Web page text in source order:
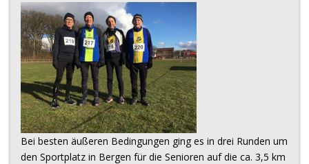
Bei besten äußeren Bedingungen ging es in drei Runden um
den Sportplatz in Bergen für die Senioren auf die ca. 3,5 km